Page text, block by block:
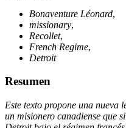
Bonaventure Léonard,
missionary,
Recollet,
French Regime,
Detroit
Resumen
Este texto propone una nueva
un misionero canadiense que